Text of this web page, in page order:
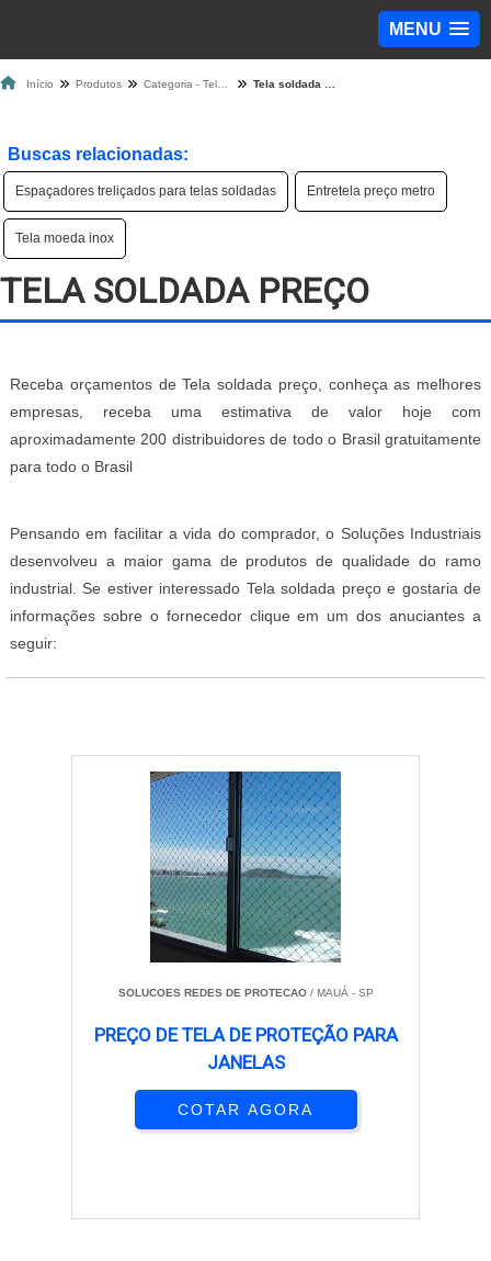
MENU
Início Produtos
Buscas relacionadas:
Espaçadores treliçados para telas soldadas Entretela preço metro
Tela moeda inox
TELA SOLDADA PREÇO
Receba orçamentos de Tela soldada preço, conheça as melhores
empresas, receba uma estimativa de valor hoje com
aproximadamente 200 distribuidores de todo o Brasil gratuitamente
para todo o Brasil
Pensando em facilitar a vida do comprador, o Soluções Industriais
desenvolveu a maior gama de produtos de qualidade do ramo
industrial. Se estiver interessado Tela soldada preço e gostaria de
informações sobre o fornecedor clique em um dos anuciantes a
seguir:
SOLUCOES REDES DE PROTECAO/ MAUÁ - SP
PREÇO DE TELA DE PROTEÇÃO PARA
JANELAS
COTAR AGORA